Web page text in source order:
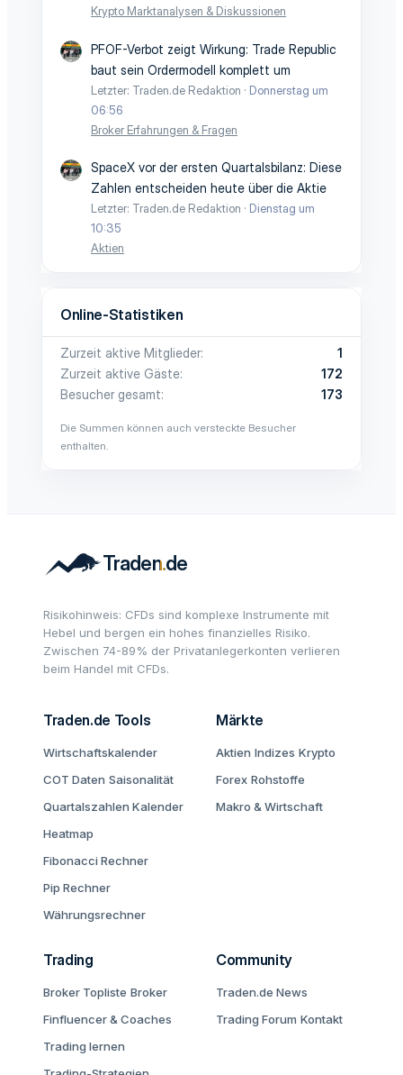
Krypto Marktanalysen & Diskussionen
PFOF-Verbot zeigt Wirkung: Trade Republic
baut sein Ordermodell komplett um
Letzter: Traden.de Redaktion
Donnerstag um
06:56
Broker Erfahrungen & Fragen
SpaceX vor der ersten Quartalsbilanz: Diese
Zahlen entscheiden heute über die Aktie
Letzter: Traden.de Redaktion
Dienstag um
10:35
Aktien
Online-Statistiken
Zurzeit aktive Mitglieder
1
Zurzeit aktive Gäste
172
Besucher gesamt
173
Die Summen können auch versteckte Besucher
enthalten.
Risikohinweis: CFDs sind komplexe Instrumente mit
Hebel und bergen ein hohes finanzielles Risiko.
Zwischen 74-89% der Privatanlegerkonten verlieren
beim Handel mit CFDs.
Traden.de Tools
Wirtschaftskalender
COT Daten Saisonalität
Quartalszahlen Kalender
Heatmap
Fibonacci Rechner
Pip Rechner
Währungsrechner
Märkte
Aktien Indizes Krypto
Forex Rohstoffe
Makro & Wirtschaft
Trading
Broker Topliste Broker
Finfluencer & Coaches
Trading lernen
Community
Traden.de News
Trading Forum Kontakt